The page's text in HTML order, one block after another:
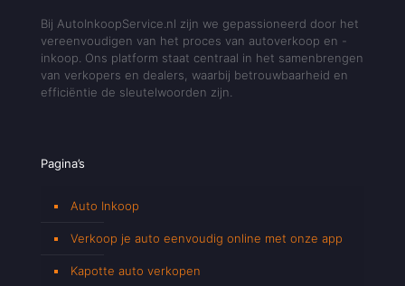
Bij AutoInkoopService.nl zijn we gepassioneerd door het
vereenvoudigen van het proces van autoverkoop en -
inkoop. Ons platform staat centraal in het samenbrengen
van verkopers en dealers, waarbij betrouwbaarheid en
efficiëntie de sleutelwoorden zijn.
Pagina’s
Auto Inkoop
Verkoop je auto eenvoudig online met onze app
Kapotte auto verkopen